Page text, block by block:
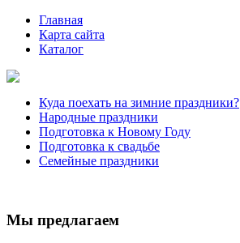
Главная
Карта сайта
Каталог
Куда поехать на зимние праздники?
Народные праздники
Подготовка к Новому Году
Подготовка к свадьбе
Семейные праздники
Мы предлагаем